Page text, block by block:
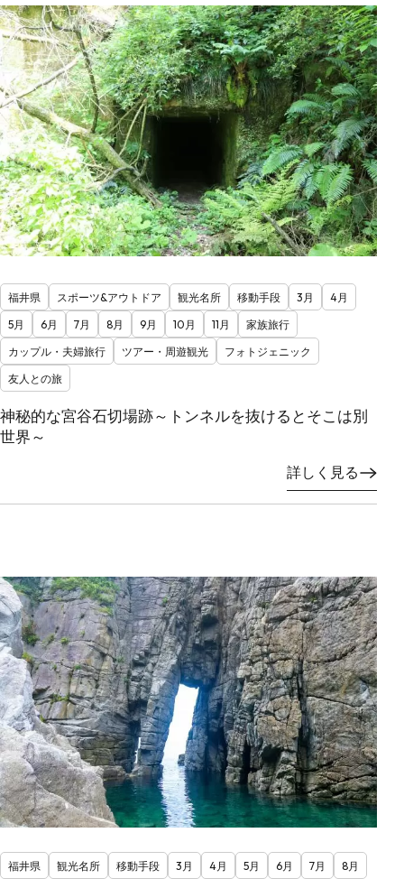
福井県 スポーツ&アウトドア 観光名所 移動手段 3月
4月
5月
6月 7月 8月 9月 10月 11月
家族旅行
カップル・夫婦旅行
ツアー・周遊観光
フォトジェニック
友人との旅
神秘的な宮谷石切場跡～トンネルを抜けるとそこは別
世界～
詳しく見る
福井県 観光名所 移動手段 3月 4月 5月 6月 7月
8月